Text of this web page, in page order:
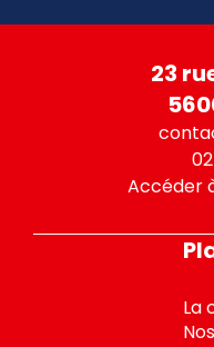
23
Accéder
La